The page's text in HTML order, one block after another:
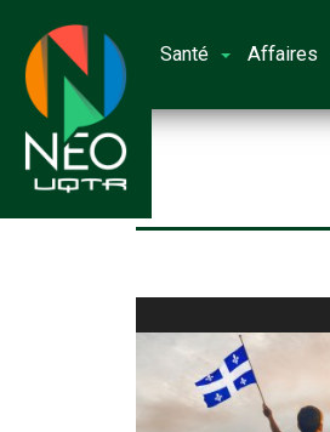
Santé Affaires